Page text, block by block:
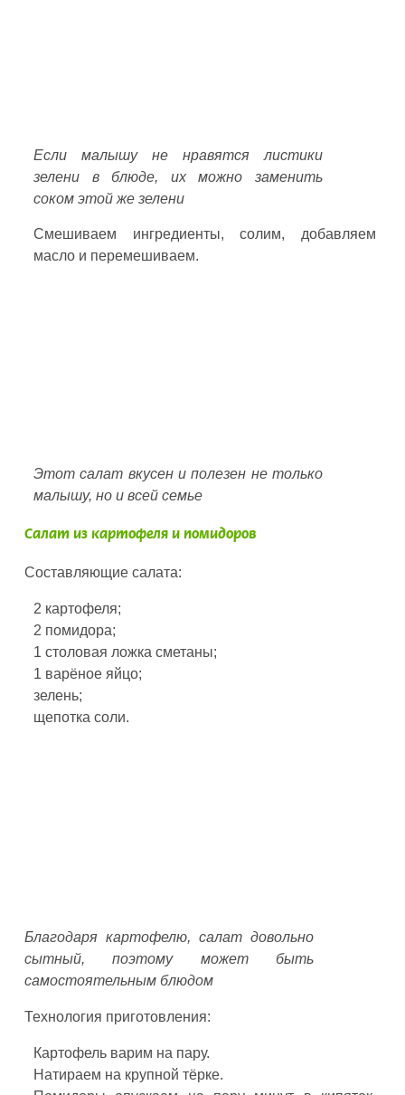
Если малышу не нравятся листики
зелени в блюде, их можно заменить
соком этой же зелени
Смешиваем ингредиенты, солим, добавляем
масло и перемешиваем.
Этот салат вкусен и полезен не только
малышу, но и всей семье
Салат из картофеля и помидоров
Составляющие салата:
2 картофеля;
2 помидора;
1 столовая ложка сметаны;
1 варёное яйцо;
зелень;
щепотка соли.
Благодаря картофелю, салат довольно
сытный, поэтому может быть
самостоятельным блюдом
Технология приготовления:
Картофель варим на пару.
Натираем на крупной тёрке.